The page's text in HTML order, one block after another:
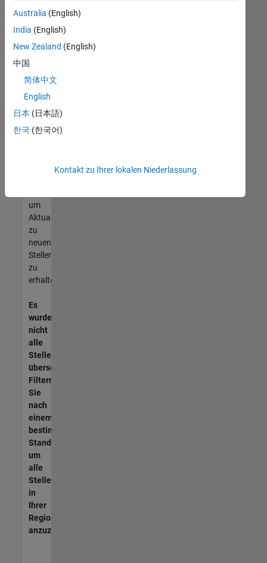
keine
offenen
Stellen
können,
die
Ihren
entsprechen,
werden
unseres
um
Aktualisierungen
zu
neuen
Stellenangeboten
zu
erhalten.
Es
wurden
nicht
alle
Stellen
übersetzt.
Filtern
Sie
nach
einem
bestimmten
Standort,
um
alle
Stellenangebote
in
Ihrer
Region
anzuzeigen.
Australia (English)
India (English)
New Zealand (English)
中国
简体中文
English
日本 (日本語)
한국 (한국어)
Kontakt zu Ihrer lokalen Niederlassung